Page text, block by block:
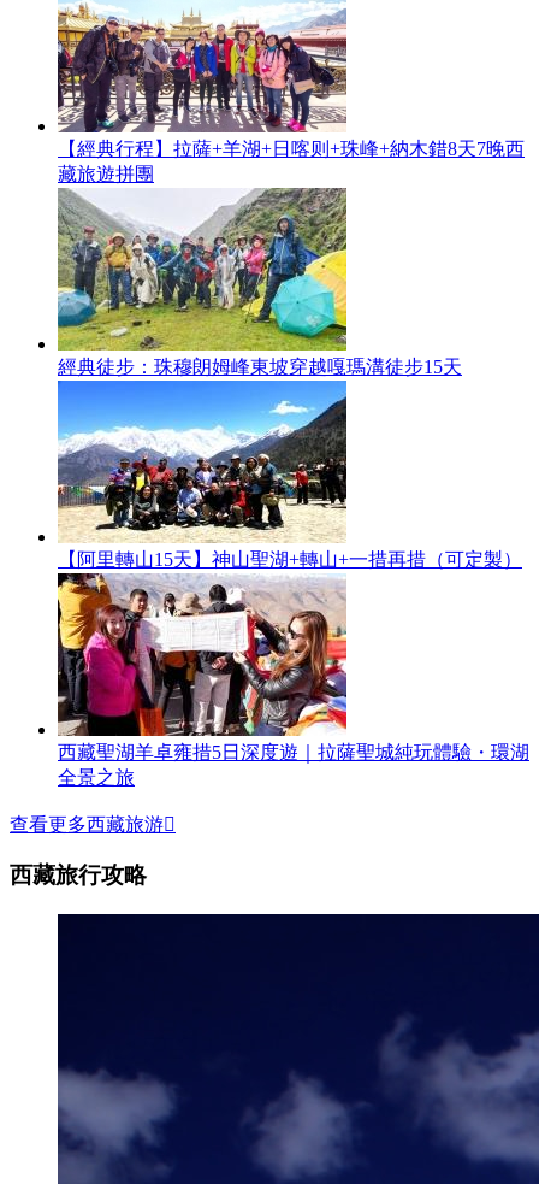
【經典行程】拉薩+羊湖+日喀则+珠峰+納木錯8天7晚西
藏旅遊拼團
經典徒步：珠穆朗姆峰東坡穿越嘎瑪溝徒步15天
【阿里轉山15天】神山聖湖+轉山+一措再措（可定製）
西藏聖湖羊卓雍措5日深度遊｜拉薩聖城純玩體驗・環湖
全景之旅
查看更多西藏旅游
西藏旅行攻略